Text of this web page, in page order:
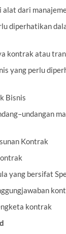
dari
diperhatikan
kontrak atau
yang perlu
Bisnis
Kontrak
yang bersifat
kontrak